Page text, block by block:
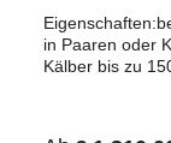
in Paaren oder
Kälber bis zu
Eimerhaltern
Hütte und